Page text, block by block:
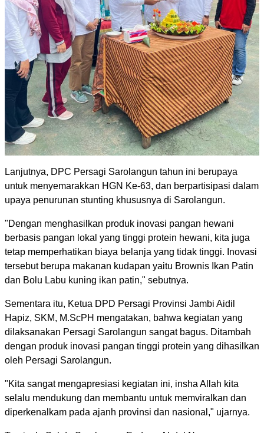
Lanjutnya, DPC Persagi Sarolangun tahun ini berupaya
untuk menyemarakkan HGN Ke-63, dan berpartisipasi dalam
upaya penurunan stunting khususnya di Sarolangun.
"Dengan menghasilkan produk inovasi pangan hewani
berbasis pangan lokal yang tinggi protein hewani, kita juga
tetap memperhatikan biaya belanja yang tidak tinggi. Inovasi
tersebut berupa makanan kudapan yaitu Brownis Ikan Patin
dan Bolu Labu kuning ikan patin," sebutnya.
Sementara itu, Ketua DPD Persagi Provinsi Jambi Aidil
Hapiz, SKM, M.ScPH mengatakan, bahwa kegiatan yang
dilaksanakan Persagi Sarolangun sangat bagus. Ditambah
dengan produk inovasi pangan tinggi protein yang dihasilkan
oleh Persagi Sarolangun.
"Kita sangat mengapresiasi kegiatan ini, insha Allah kita
selalu mendukung dan membantu untuk memviralkan dan
diperkenalkam pada ajanh provinsi dan nasional," ujarnya.